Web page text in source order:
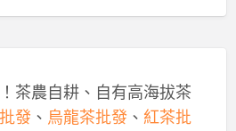
茶農自耕、自有高海拔茶
發、 烏龍茶批發、 紅茶批